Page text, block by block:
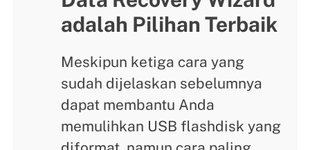
adalah Pilihan Terbaik
Meskipun ketiga cara yang
sudah dijelaskan sebelumnya
dapat membantu Anda
memulihkan USB flashdisk yang